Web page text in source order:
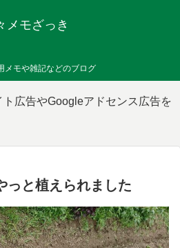
メモざっき
メモや雑記などのブログ
広告やGoogleアドセンス広告を
っと植えられました